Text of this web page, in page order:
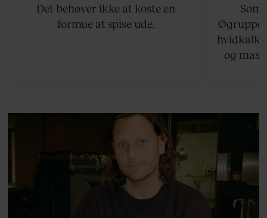
Det behøver ikke at koste en
formue at spise ude.
og